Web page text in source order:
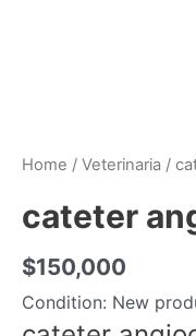
Home / Veterinaria /
cateter
$150,000
Condition: New